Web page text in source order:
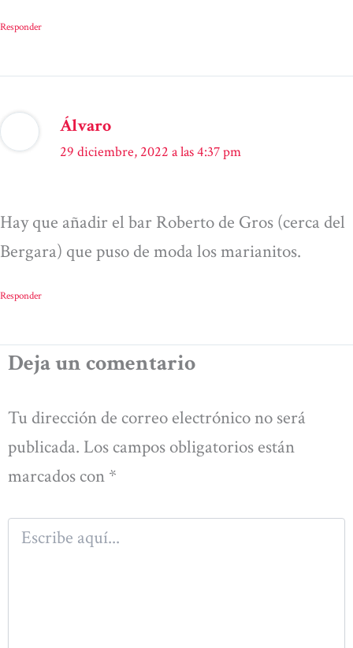
Responder
Álvaro
29 diciembre, 2022 a las 4:37 pm
Hay que añadir el bar Roberto de Gros (cerca del
Bergara) que puso de moda los marianitos.
Responder
Deja un comentario
Tu dirección de correo electrónico no será
publicada. Los campos obligatorios están
marcados con *
Escribe
aquí...